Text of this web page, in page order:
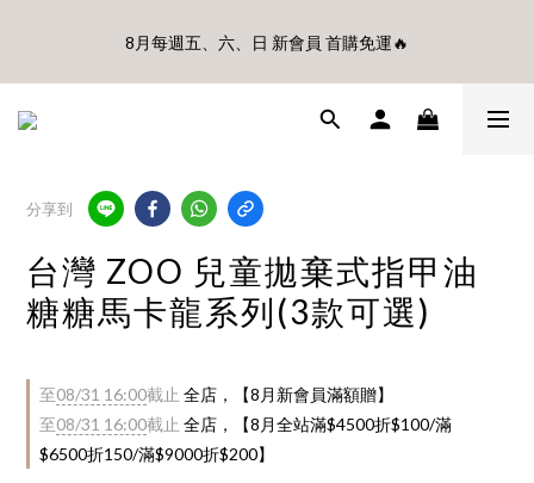
Disney輕量摺疊椅(不累贈)🎊
8月每週五、六、日 新會員 首購免運🔥
🎊8月底前、首購滿$3500贈UBMOM透明防水提袋 滿$6500贈
分享到
台灣 ZOO 兒童拋棄式指甲油
糖糖馬卡龍系列(3款可選)
至08/31 16:00截止 全店，【8月新會員滿額贈】
至08/31 16:00截止 全店，【8月全站滿$4500折$100/滿
$6500折150/滿$9000折$200】